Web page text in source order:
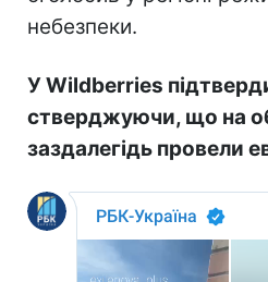
небезпеки.
У Wildberries
стверджуючи, що на
заздалегідь провели